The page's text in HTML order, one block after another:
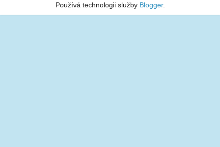
Používá technologii služby Blogger.